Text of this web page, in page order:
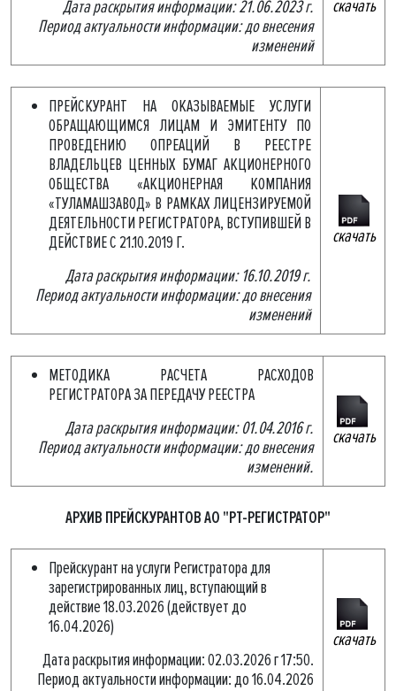
Дата раскрытия информации: 21.06.2023 г.
Период актуальности информации: до внесения
изменений
скачать
ПРЕЙСКУРАНТ НА ОКАЗЫВАЕМЫЕ УСЛУГИ
ОБРАЩАЮЩИМСЯ ЛИЦАМ И ЭМИТЕНТУ ПО
ПРОВЕДЕНИЮ ОПРЕАЦИЙ В РЕЕСТРЕ
ВЛАДЕЛЬЦЕВ ЦЕННЫХ БУМАГ АКЦИОНЕРНОГО
ОБЩЕСТВА «АКЦИОНЕРНАЯ КОМПАНИЯ
«ТУЛАМАШЗАВОД» В РАМКАХ ЛИЦЕНЗИРУЕМОЙ
ДЕЯТЕЛЬНОСТИ РЕГИСТРАТОРА, ВСТУПИВШЕЙ В
ДЕЙСТВИЕ С 21.10.2019 Г.
Дата раскрытия информации: 16.10.2019 г.
Период актуальности информации: до внесения
изменений
скачать
МЕТОДИКА РАСЧЕТА РАСХОДОВ
РЕГИСТРАТОРА ЗА ПЕРЕДАЧУ РЕЕСТРА
Дата раскрытия информации: 01.04.2016 г.
Период актуальности информации: до внесения
изменений.
скачать
АРХИВ ПРЕЙСКУРАНТОВ АО "РТ-РЕГИСТРАТОР"
Прейскурант на услуги Регистратора для
зарегистрированных лиц, вступающий в
действие 18.03.2026 (действует до
16.04.2026)
Дата раскрытия информации: 02.03.2026 г 17:50.
Период актуальности информации: до 16.04.2026
скачать